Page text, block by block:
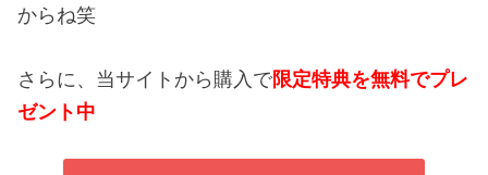
からね笑
さらに、当サイトから購入で限定特典を無料でプレ
ゼント中